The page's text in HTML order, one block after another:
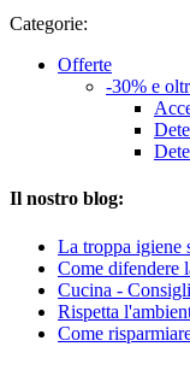
Categorie:
Offerte
-30% e
Il nostro blog:
La troppa igiene
Come difendere
Cucina -
Rispetta
Come